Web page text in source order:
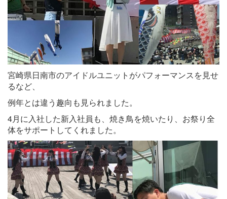
宮崎県日南市のアイドルユニットがパフォーマンスを見せ
るなど、
例年とは違う趣向も見られました。
4月に入社した新入社員も、焼き鳥を焼いたり、お祭り全
体をサポートしてくれました。